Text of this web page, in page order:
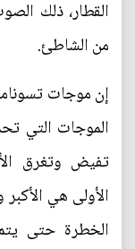
القطار، ذلك
من الشاطئ.
إن موجات
الموجات التي
تفيض وتغرق
الأولى هي
الخطرة حتى